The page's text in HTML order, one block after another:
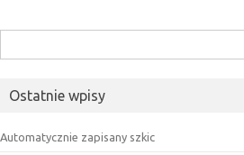
Ostatnie wpisy
Automatycznie zapisany szkic